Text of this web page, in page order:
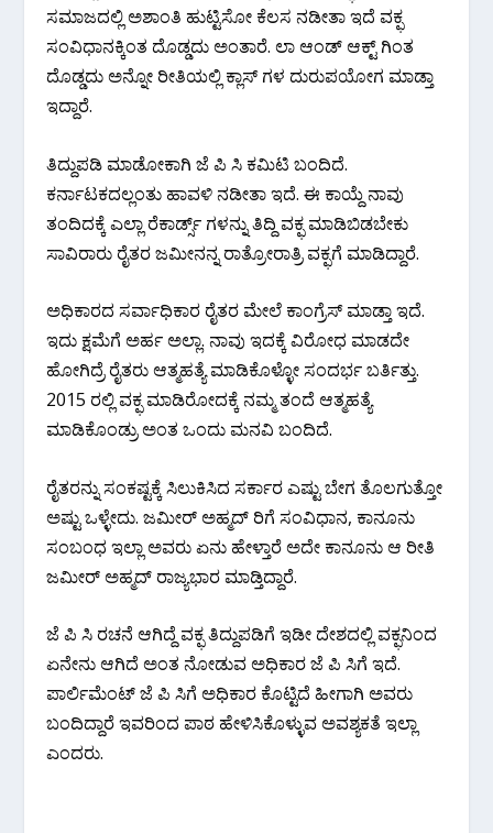
ಸಮಾಜದಲ್ಲಿ ಅಶಾಂತಿ ಹುಟ್ಟಿಸೋ ಕೆಲಸ ನಡೀತಾ ಇದೆ ವಕ್ಫ
ಸಂವಿಧಾನಕ್ಕಿಂತ ದೊಡ್ಡದು ಅಂತಾರೆ. ಲಾ ಆಂಡ್ ಆಕ್ಟ್ ಗಿಂತ
ದೊಡ್ಡದು ಅನ್ನೋ ರೀತಿಯಲ್ಲಿ ಕ್ಲಾಸ್ ಗಳ ದುರುಪಯೋಗ ಮಾಡ್ತಾ
ಇದ್ದಾರೆ.
ತಿದ್ದುಪಡಿ ಮಾಡೋಕಾಗಿ ಜೆ ಪಿ ಸಿ ಕಮಿಟಿ ಬಂದಿದೆ.
ಕರ್ನಾಟಕದಲ್ಲಂತು ಹಾವಳಿ ನಡೀತಾ ಇದೆ. ಈ ಕಾಯ್ದೆ ನಾವು
ತಂದಿದಕ್ಕೆ ಎಲ್ಲಾ ರೆಕಾರ್ಡ್ಸ್ ಗಳನ್ನು ತಿದ್ದಿ ವಕ್ಫ ಮಾಡಿಬಿಡಬೇಕು
ಸಾವಿರಾರು ರೈತರ ಜಮೀನನ್ನ ರಾತ್ರೋರಾತ್ರಿ ವಕ್ಫಗೆ ಮಾಡಿದ್ದಾರೆ.
ಅಧಿಕಾರದ ಸರ್ವಾಧಿಕಾರ ರೈತರ ಮೇಲೆ ಕಾಂಗ್ರೆಸ್ ಮಾಡ್ತಾ ಇದೆ.
ಇದು ಕ್ಷಮೆಗೆ ಅರ್ಹ ಅಲ್ಲಾ. ನಾವು ಇದಕ್ಕೆ ವಿರೋಧ ಮಾಡದೇ
ಹೋಗಿದ್ರೆ ರೈತರು ಆತ್ಮಹತ್ಯೆ ಮಾಡಿಕೊಳ್ಳೋ ಸಂದರ್ಭ ಬರ್ತಿತ್ತು.
2015 ರಲ್ಲಿ ವಕ್ಫ ಮಾಡಿರೋದಕ್ಕೆ ನಮ್ಮ ತಂದೆ ಆತ್ಮಹತ್ಯೆ
ಮಾಡಿಕೊಂಡ್ರು ಅಂತ ಒಂದು ಮನವಿ ಬಂದಿದೆ.
ರೈತರನ್ನು ಸಂಕಷ್ಟಕ್ಕೆ ಸಿಲುಕಿಸಿದ ಸರ್ಕಾರ ಎಷ್ಟು ಬೇಗ ತೊಲಗುತ್ತೋ
ಅಷ್ಟು ಒಳ್ಳೇದು. ಜಮೀರ್ ಅಹ್ಮದ್ ರಿಗೆ ಸಂವಿಧಾನ, ಕಾನೂನು
ಸಂಬಂಧ ಇಲ್ಲಾ ಅವರು ಏನು ಹೇಳ್ತಾರೆ ಅದೇ ಕಾನೂನು ಆ ರೀತಿ
ಜಮೀರ್ ಅಹ್ಮದ್ ರಾಜ್ಯಭಾರ ಮಾಡ್ತಿದ್ದಾರೆ.
ಜೆ ಪಿ ಸಿ ರಚನೆ ಆಗಿದ್ದೆ ವಕ್ಫ ತಿದ್ದುಪಡಿಗೆ ಇಡೀ ದೇಶದಲ್ಲಿ ವಕ್ಫನಿಂದ
ಏನೇನು ಆಗಿದೆ ಅಂತ ನೋಡುವ ಅಧಿಕಾರ ಜೆ ಪಿ ಸಿಗೆ ಇದೆ.
ಪಾರ್ಲಿಮೆಂಟ್ ಜೆ ಪಿ ಸಿಗೆ ಅಧಿಕಾರ ಕೊಟ್ಟಿದೆ ಹೀಗಾಗಿ ಅವರು
ಬಂದಿದ್ದಾರೆ ಇವರಿಂದ ಪಾಠ ಹೇಳಿಸಿಕೊಳ್ಳುವ ಅವಶ್ಯಕತೆ ಇಲ್ಲಾ
ಎಂದರು.